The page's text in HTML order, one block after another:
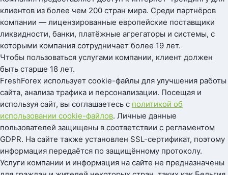
клиентов из более чем 200 стран мира. Среди партнёров
компании — лицензированные европейские поставщики
ликвидности, банки, платёжные агрегаторы и системы, с
которыми компания сотрудничает более 19 лет.
Чтобы пользоваться услугами компании, клиент должен
быть старше 18 лет.
FreshForex использует cookie-файлы для улучшения работы
сайта, анализа трафика и персонализации. Посещая и
используя сайт, вы соглашаетесь с политикой об
использовании cookie-файлов. Личные данные
пользователей защищены в соответствии с регламентом
GDPR. На сайте также установлен SSL-сертификат, поэтому
информация передаётся по защищённому протоколу.
Услуги компании и информация на сайте не предназначены